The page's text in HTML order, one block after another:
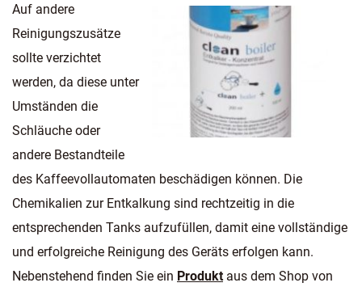
Auf andere
Reinigungszusätze
sollte verzichtet
werden, da diese unter
Umständen die
Schläuche oder
andere Bestandteile
des Kaffeevollautomaten beschädigen können. Die
Chemikalien zur Entkalkung sind rechtzeitig in die
entsprechenden Tanks aufzufüllen, damit eine vollständige
und erfolgreiche Reinigung des Geräts erfolgen kann.
Nebenstehend finden Sie ein Produkt aus dem Shop von